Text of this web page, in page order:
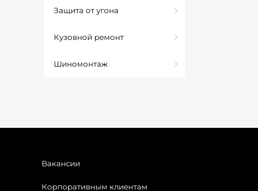
Защита от угона
Кузовной ремонт
Шиномонтаж
Вакансии
Корпоративным клиентам